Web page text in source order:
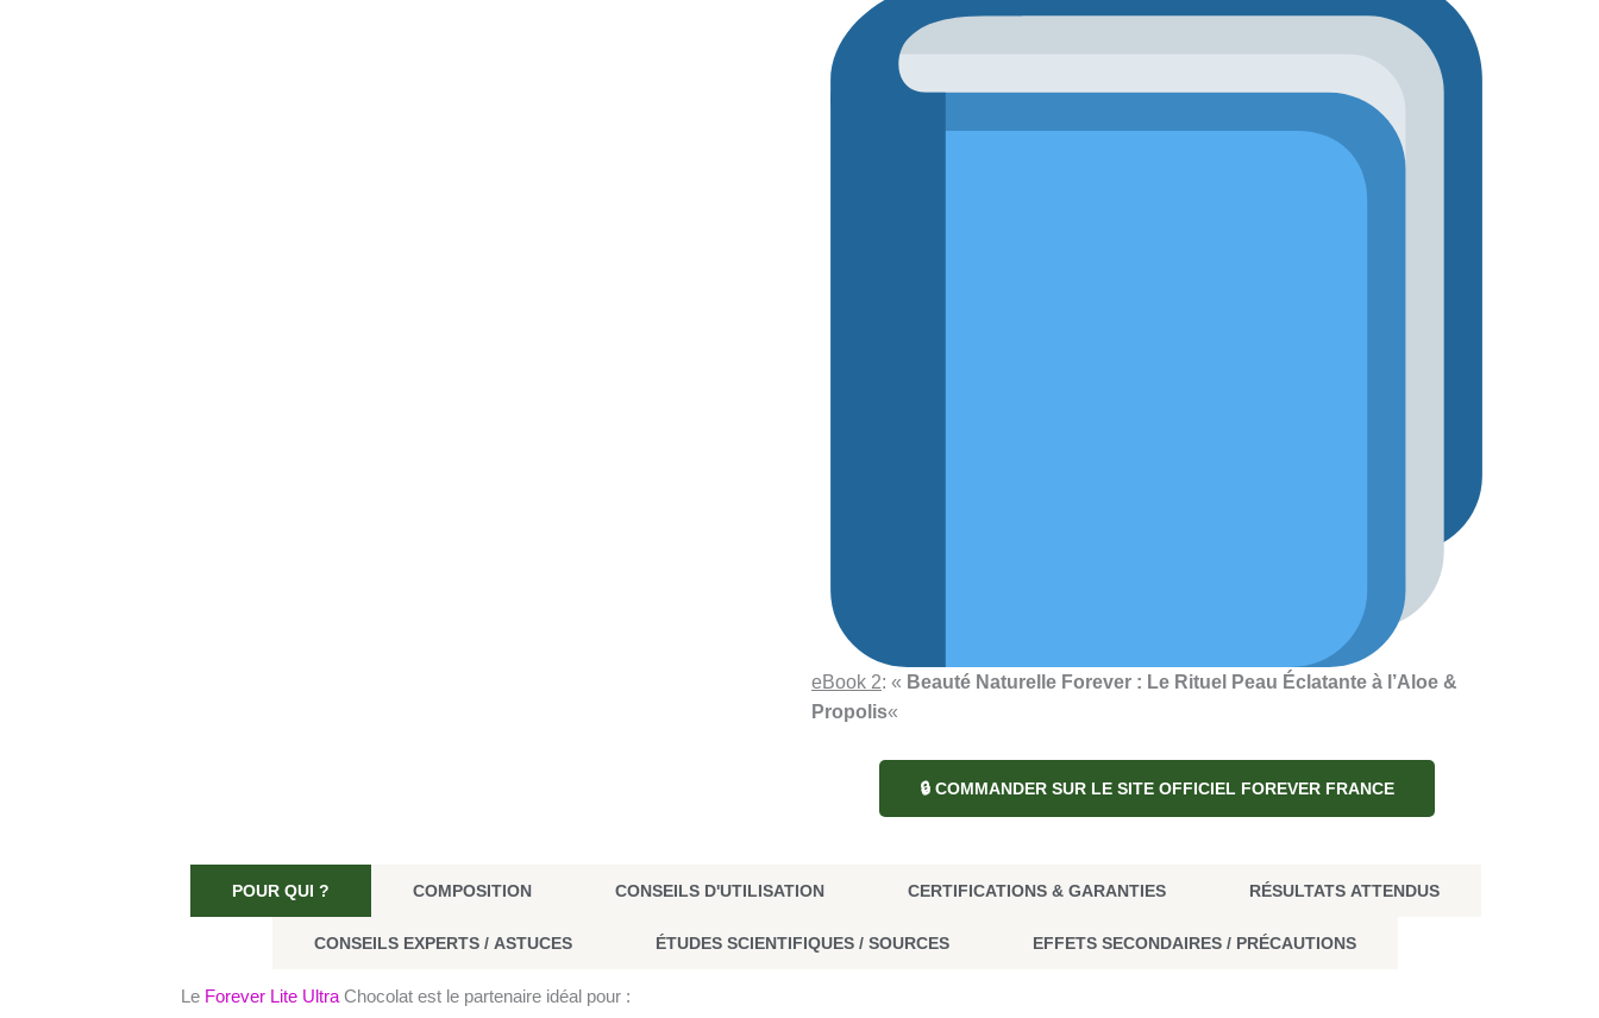
eBook 2: « Beauté Naturelle Forever : Le Rituel Peau Éclatante à l’Aloe &
Propolis«
🔒 COMMANDER SUR LE SITE OFFICIEL FOREVER FRANCE
POUR QUI ? COMPOSITION CONSEILS D'UTILISATION CERTIFICATIONS & GARANTIES RÉSULTATS ATTENDUS
CONSEILS EXPERTS / ASTUCES ÉTUDES SCIENTIFIQUES / SOURCES EFFETS SECONDAIRES / PRÉCAUTIONS
Le Forever Lite Ultra Chocolat est le partenaire idéal pour :